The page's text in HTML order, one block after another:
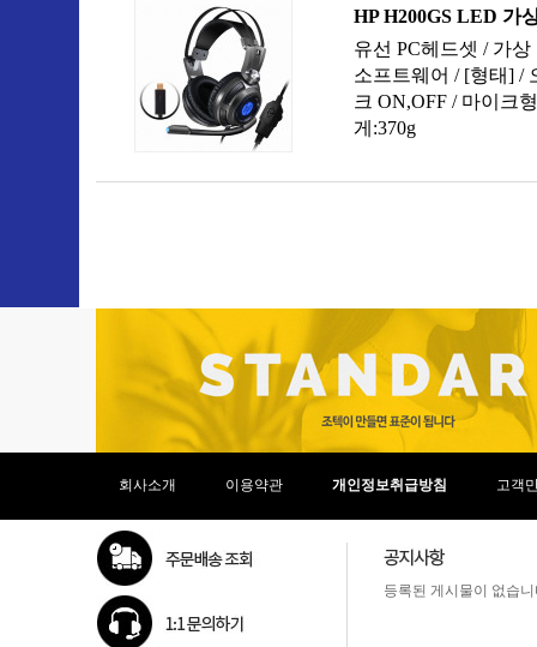
회사소개 이용약관 개인정보취급방침 고객
등록된 게시물이 없습